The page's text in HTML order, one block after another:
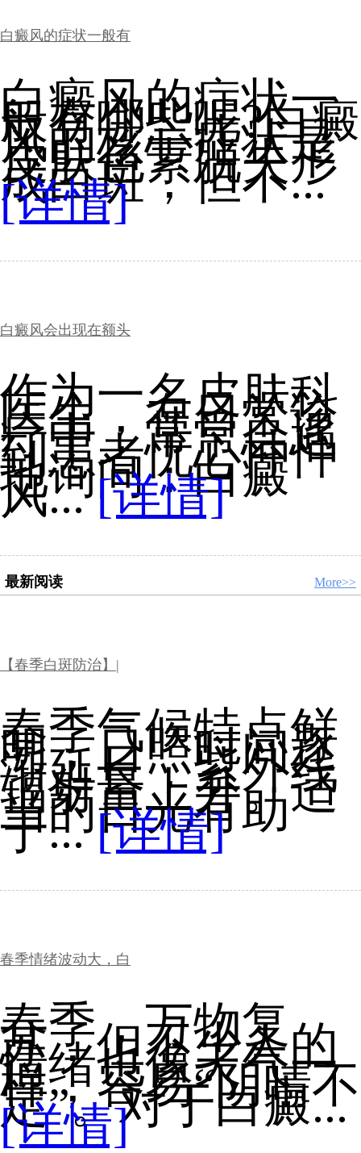
白癜风的症状一般有
白癜风的症状一
般有哪些呢?白癜
风的核心症状是
皮肤色素脱失形
成白斑，但不...
[详情]
白癜风会出现在额头
作为一名皮肤科
医生，在日常诊
疗中，常常会遇
到患者忧心忡忡
地询问：白癜
风...[详情]
最新阅读 More>>
【春季白斑防治】|
春季气候特点鲜
明，日照时间逐
渐延长，紫外线
辐射量上升。适
当的日光有助
于...[详情]
春季情绪波动大，白
春季，万物复
苏，但不少人的
情绪也像天气一
样，容易“阴晴不
定”。对于白癜...
[详情]